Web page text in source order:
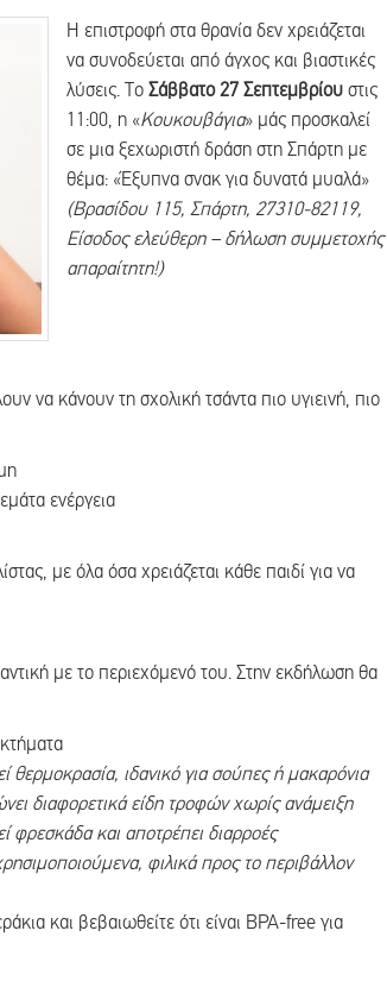
Η επιστροφή στα θρανία δεν χρειάζεται
να συνοδεύεται από άγχος και βιαστικές
λύσεις. Το Σάββατο 27 Σεπτεμβρίου στις
11:00, η «Κουκουβάγια» μάς προσκαλεί
σε μια ξεχωριστή δράση στη Σπάρτη με
θέμα: «Έξυπνα σνακ για δυνατά μυαλά»
(Βρασίδου 115, Σπάρτη, 27310-82119,
Είσοδος ελεύθερη – δήλωση συμμετοχής
απαραίτητη!)
να κάνουν τη σχολική τσάντα πιο υγιεινή, πιο
ενέργεια
με όλα όσα χρειάζεται κάθε παιδί για να
με το περιεχόμενό του. Στην εκδήλωση θα
θερμοκρασία, ιδανικό για σούπες ή μακαρόνια
διαφορετικά είδη τροφών χωρίς ανάμειξη
φρεσκάδα και αποτρέπει διαρροές
φιλικά προς το περιβάλλον
και βεβαιωθείτε ότι είναι BPA-free για